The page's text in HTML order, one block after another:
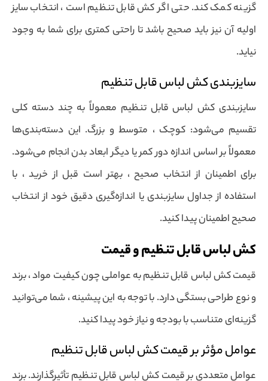
گزینه کمک کند. حتی اگر کش قابل تنظیم است ، انتخاب سایز
اولیه آن نیز باید صحیح باشد تا راحتی کمتری برای شما به وجود
نیاید.
سایزبندی کش لباس قابل تنظیم
سایزبندی کش لباس قابل تنظیم معمولاً به چند دسته کلی
تقسیم می‌شود: کوچک ، متوسط و بزرگ. این دسته‌بندی‌ها
معمولاً بر اساس اندازه دور کمر یا دیگر ابعاد بدن انجام می‌شود.
برای اطمینان از انتخاب صحیح ، بهتر است قبل از خرید ، با
استفاده از جداول سایزبندی یا اندازه‌گیری دقیق خود از انتخاب
صحیح اطمینان پیدا کنید.
کش لباس قابل تنظیم و قیمت
قیمت کش لباس قابل تنظیم به عواملی چون کیفیت مواد ، برند
و نوع طراحی بستگی دارد. با توجه به این پیشینه ، شما می‌توانید
گزینه‌ای متناسب با بودجه و نیاز خود پیدا کنید.
عوامل مؤثر بر قیمت کش لباس قابل تنظیم
عوامل متعددی بر قیمت کش لباس قابل تنظیم تأثیرگذارند. برند